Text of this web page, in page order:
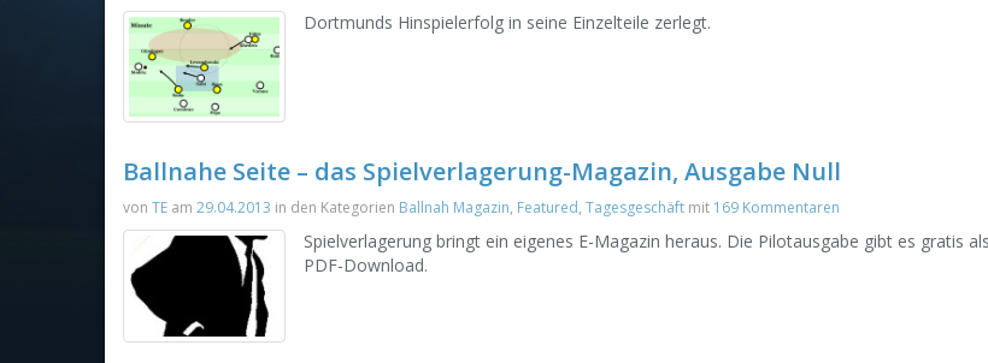
Dortmunds Hinspielerfolg in seine Einzelteile zerlegt.
Ballnahe Seite – das Spielverlagerung-Magazin, Ausgabe Null
von TE am 29.04.2013 in den Kategorien Ballnah Magazin, Featured, Tagesgeschäft mit 169 Kommentaren
Spielverlagerung bringt ein eigenes E-Magazin heraus. Die Pilotausgabe gibt es gratis als
PDF-Download.